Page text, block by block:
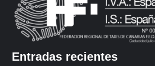
Entradas recientes